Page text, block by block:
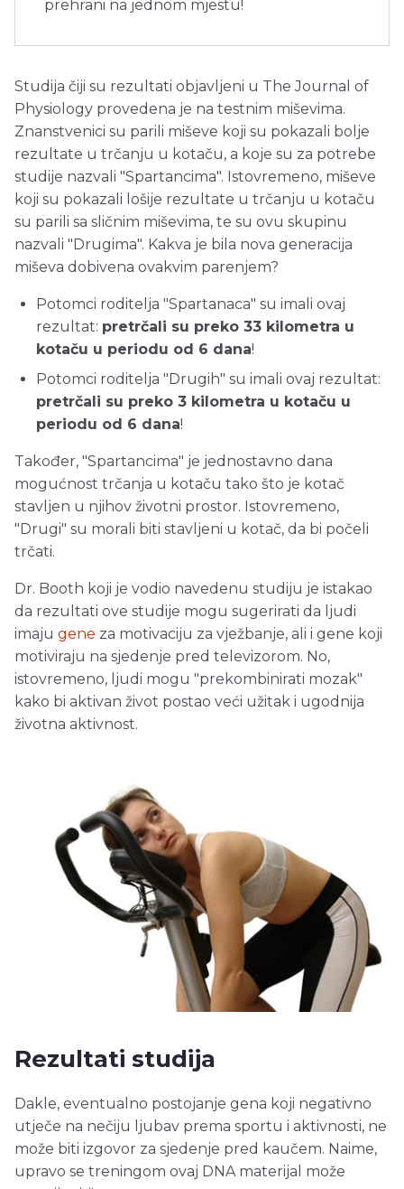
prehrani na jednom mjestu!
Studija čiji su rezultati objavljeni u The Journal of
Physiology provedena je na testnim miševima.
Znanstvenici su parili miševe koji su pokazali bolje
rezultate u trčanju u kotaču, a koje su za potrebe
studije nazvali "Spartancima". Istovremeno, miševe
koji su pokazali lošije rezultate u trčanju u kotaču
su parili sa sličnim miševima, te su ovu skupinu
nazvali "Drugima". Kakva je bila nova generacija
miševa dobivena ovakvim parenjem?
Potomci roditelja "Spartanaca" su imali ovaj
rezultat: pretrčali su preko 33 kilometra u
kotaču u periodu od 6 dana!
Potomci roditelja "Drugih" su imali ovaj rezultat:
pretrčali su preko 3 kilometra u kotaču u
periodu od 6 dana!
Također, "Spartancima" je jednostavno dana
mogućnost trčanja u kotaču tako što je kotač
stavljen u njihov životni prostor. Istovremeno,
"Drugi" su morali biti stavljeni u kotač, da bi počeli
trčati.
Dr. Booth koji je vodio navedenu studiju je istakao
da rezultati ove studije mogu sugerirati da ljudi
imaju gene za motivaciju za vježbanje, ali i gene koji
motiviraju na sjedenje pred televizorom. No,
istovremeno, ljudi mogu "prekombinirati mozak"
kako bi aktivan život postao veći užitak i ugodnija
životna aktivnost.
Rezultati studija
Dakle, eventualno postojanje gena koji negativno
utječe na nečiju ljubav prema sportu i aktivnosti, ne
može biti izgovor za sjedenje pred kaučem. Naime,
upravo se treningom ovaj DNA materijal može